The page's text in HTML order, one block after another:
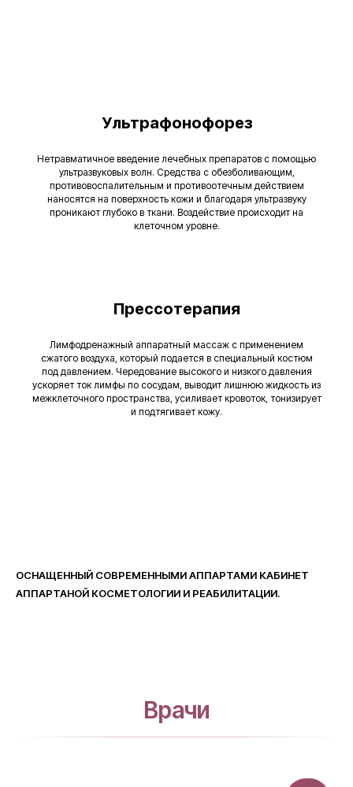
Ультрафонофорез
Нетравматичное введение лечебных препаратов с помощью
ультразвуковых волн. Средства с обезболивающим,
противовоспалительным и противоотечным действием
наносятся на поверхность кожи и благодаря ультразвуку
проникают глубоко в ткани. Воздействие происходит на
клеточном уровне.
Прессотерапия
Лимфодренажный аппаратный массаж с применением
сжатого воздуха, который подается в специальный костюм
под давлением. Чередование высокого и низкого давления
ускоряет ток лимфы по сосудам, выводит лишнюю жидкость из
межклеточного пространства, усиливает кровоток, тонизирует
и подтягивает кожу.
ОСНАЩЕННЫЙ СОВРЕМЕННЫМИ АППАРТАМИ КАБИНЕТ
АППАРТАНОЙ КОСМЕТОЛОГИИ И РЕАБИЛИТАЦИИ.
Врачи